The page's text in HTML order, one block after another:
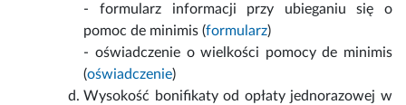
- formularz informacji przy ubieganiu się o
pomoc de minimis (formularz)
- oświadczenie o wielkości pomocy de minimis
(oświadczenie)
Wysokość bonifikaty od opłaty jednorazowej w